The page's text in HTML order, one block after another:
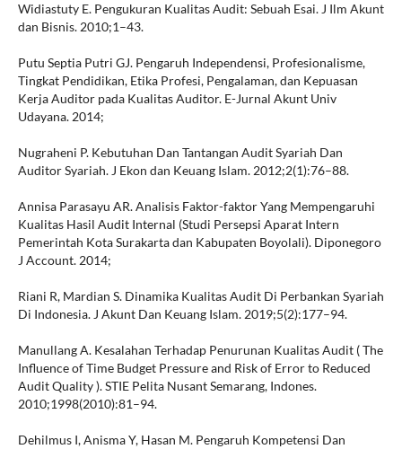
Widiastuty E. Pengukuran Kualitas Audit: Sebuah Esai. J Ilm Akunt
dan Bisnis. 2010;1–43.
Putu Septia Putri GJ. Pengaruh Independensi, Profesionalisme,
Tingkat Pendidikan, Etika Profesi, Pengalaman, dan Kepuasan
Kerja Auditor pada Kualitas Auditor. E-Jurnal Akunt Univ
Udayana. 2014;
Nugraheni P. Kebutuhan Dan Tantangan Audit Syariah Dan
Auditor Syariah. J Ekon dan Keuang Islam. 2012;2(1):76–88.
Annisa Parasayu AR. Analisis Faktor-faktor Yang Mempengaruhi
Kualitas Hasil Audit Internal (Studi Persepsi Aparat Intern
Pemerintah Kota Surakarta dan Kabupaten Boyolali). Diponegoro
J Account. 2014;
Riani R, Mardian S. Dinamika Kualitas Audit Di Perbankan Syariah
Di Indonesia. J Akunt Dan Keuang Islam. 2019;5(2):177–94.
Manullang A. Kesalahan Terhadap Penurunan Kualitas Audit ( The
Influence of Time Budget Pressure and Risk of Error to Reduced
Audit Quality ). STIE Pelita Nusant Semarang, Indones.
2010;1998(2010):81–94.
Dehilmus I, Anisma Y, Hasan M. Pengaruh Kompetensi Dan